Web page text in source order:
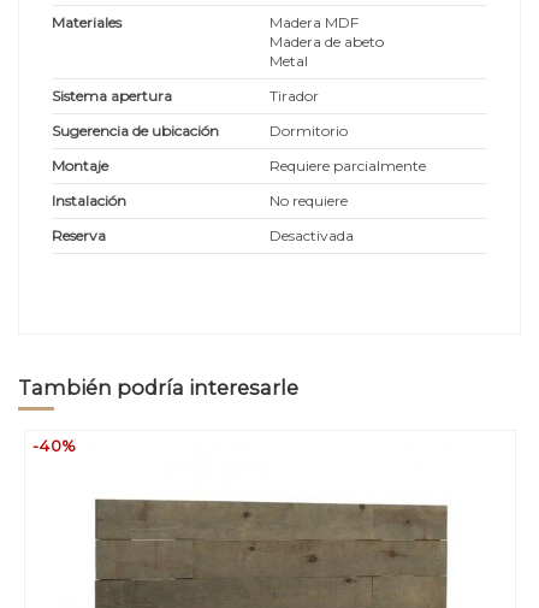
Materiales
Madera MDF
Madera de abeto
Metal
Sistema apertura
Tirador
Sugerencia de ubicación
Dormitorio
Montaje
Requiere parcialmente
Instalación
No requiere
Reserva
Desactivada
También podría interesarle
-40%